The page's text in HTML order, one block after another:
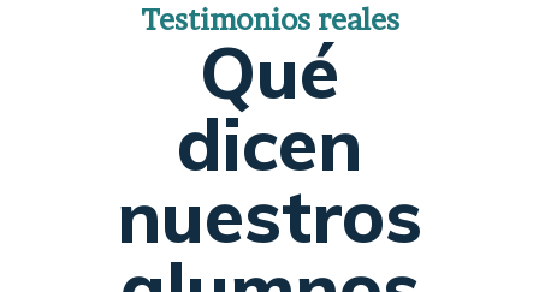
Testimonios reales
Qué
dicen
nuestros